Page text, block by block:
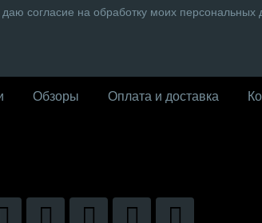
согласие на обработку моих персональных
Обзоры Оплата и доставка